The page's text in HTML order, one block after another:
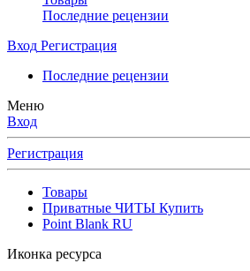
Последние рецензии
Вход Регистрация
Последние рецензии
Меню
Вход
Регистрация
Товары
Приватные ЧИТЫ Купить
Point Blank RU
Иконка ресурса